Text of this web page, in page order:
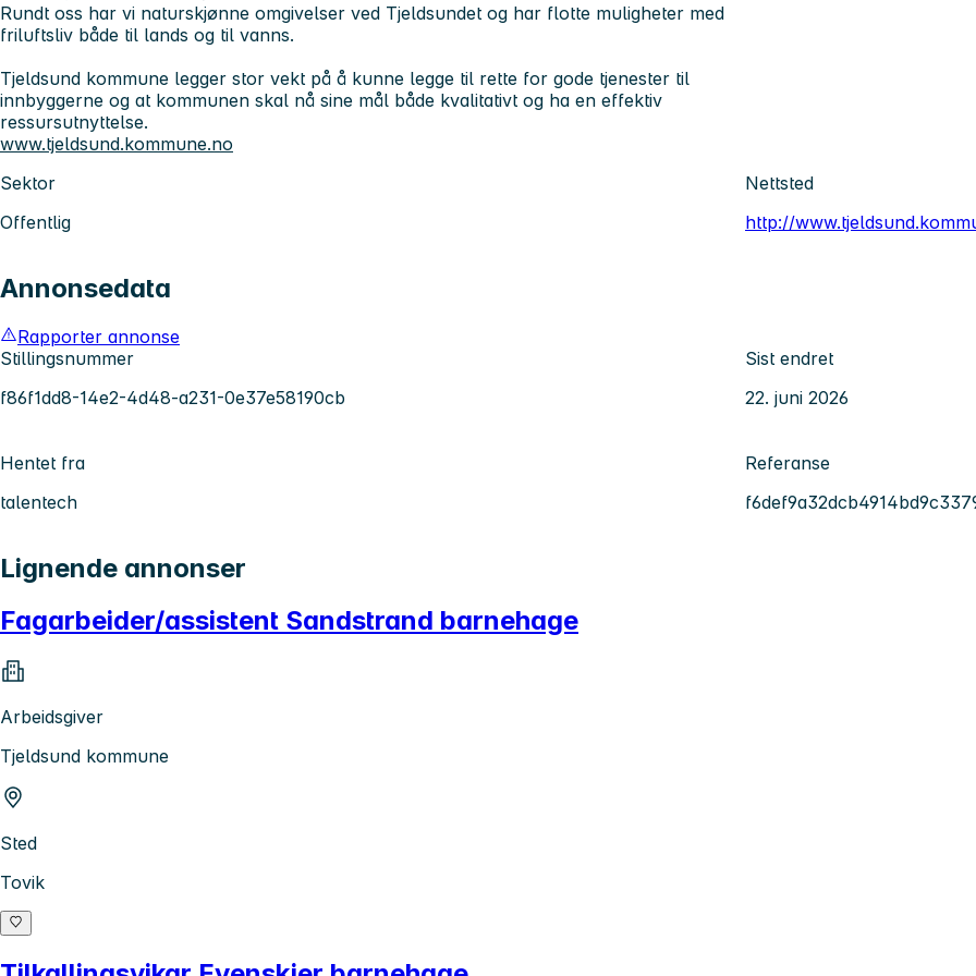
Rundt oss har vi naturskjønne omgivelser ved Tjeldsundet og har flotte muligheter med
friluftsliv både til lands og til vanns.
Tjeldsund kommune legger stor vekt på å kunne legge til rette for gode tjenester til
innbyggerne og at kommunen skal nå sine mål både kvalitativt og ha en effektiv
ressursutnyttelse.
www.tjeldsund.kommune.no
Sektor
Offentlig
Nettsted
http://
Annonsedata
Rapporter annonse
Stillingsnummer
f86f1dd8-14e2-4d48-a231-0e37e58190cb
Sist endret
22. juni 2026
Hentet fra
talentech
Referanse
Lignende annonser
Fagarbeider/assistent Sandstrand barnehage
Arbeidsgiver
Tjeldsund kommune
Sted
Tovik